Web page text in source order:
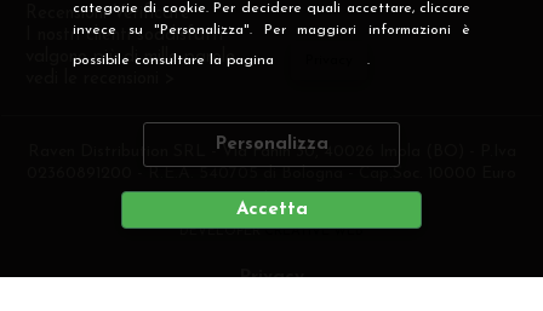
categorie di cookie. Per decidere quali accettare, cliccare
invece su "Personalizza". Per maggiori informazioni è
possibile consultare la pagina .
Personalizza
Accetta
Recensioni Verificate
I nostri clienti soddisfatti
valgono più di mille parole
Raven Distribution SRL - Via Fanin 30, 40026 Imola (BO) - P.Iva
i.v
DEVELOPERCREATIVE WEB
Privacy